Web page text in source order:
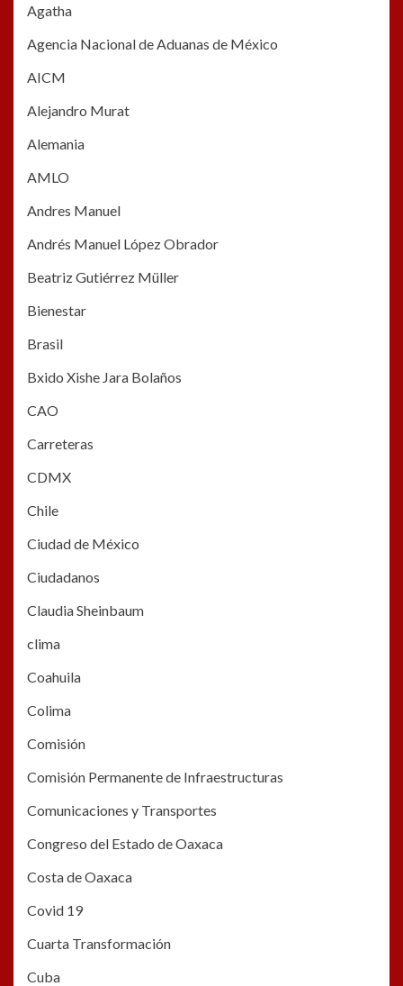
Agatha
Agencia Nacional de Aduanas de México
AICM
Alejandro Murat
Alemania
AMLO
Andres Manuel
Andrés Manuel López Obrador
Beatriz Gutiérrez Müller
Bienestar
Brasil
Bxido Xishe Jara Bolaños
CAO
Carreteras
CDMX
Chile
Ciudad de México
Ciudadanos
Claudia Sheinbaum
clima
Coahuila
Colima
Comisión
Comisión Permanente de Infraestructuras
Comunicaciones y Transportes
Congreso del Estado de Oaxaca
Costa de Oaxaca
Covid 19
Cuarta Transformación
Cuba